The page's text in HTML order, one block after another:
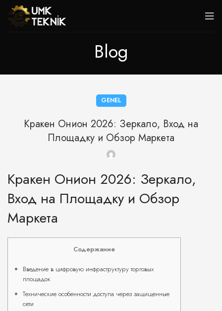
Blog
GENEL
Кракен Онион 2026: Зеркало, Вход на
Площадку и Обзор Маркета
Кракен Онион 2026: Зеркало,
Вход на Площадку и Обзор
Маркета
Содержание
Введение в цифровую инфраструктуру торговых
площадок
Технические особенности доступа через защищенные
сети